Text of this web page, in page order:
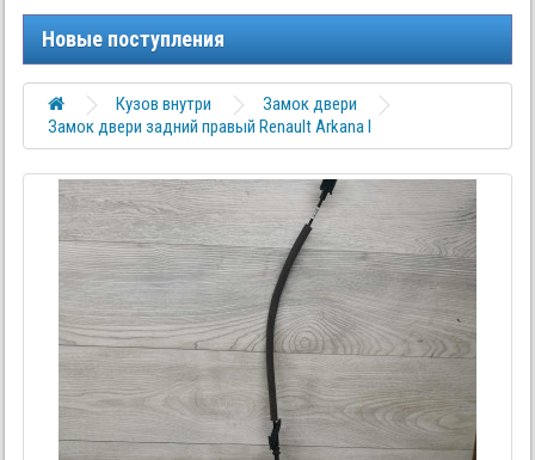
Новые поступления
Кузов внутри
Замок двери
Замок двери задний правый Renault Arkana I